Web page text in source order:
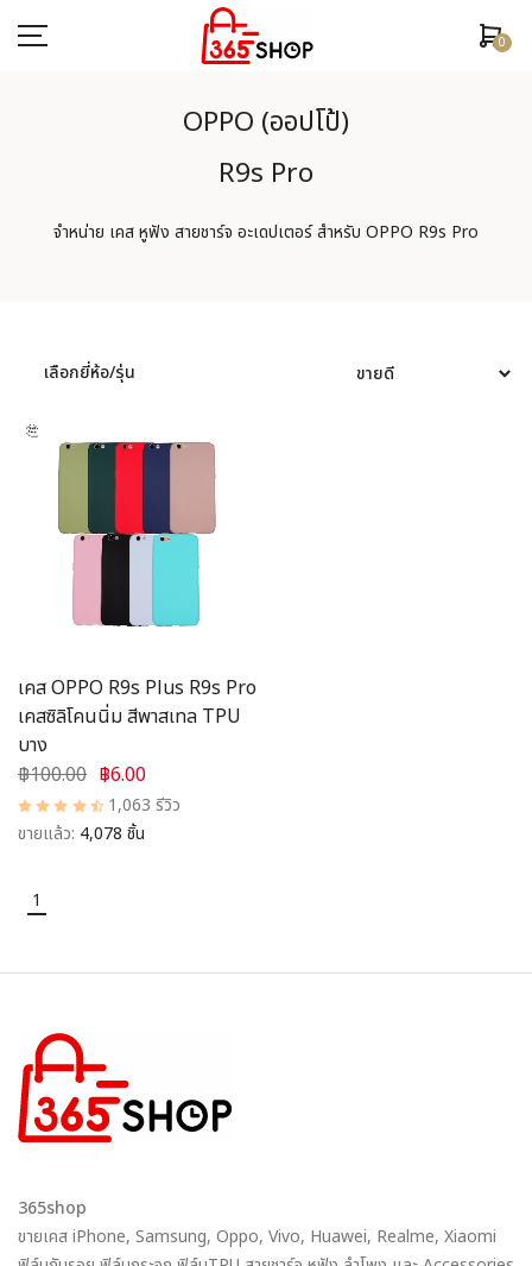
0
หน้าหลัก
อุปกรณ์สมาร์ทวอช
อุปกรณ์ชาร์จ
อุปกรณ์ในรถยนต์
OPPO (ออปโป้)
R9s Pro
จำหน่าย เคส หูฟัง สายชาร์จ อะเดปเตอร์ สำหรับ OPPO R9s Pro
เลือกยี่ห้อ/รุ่น
เคส OPPO R9s Plus R9s Pro
เคสซิลิโคนนิ่ม สีพาสเทล TPU
บาง
฿100.00 ฿6.00
1,063 รีวิว
ขายแล้ว: 4,078 ชิ้น
1
365shop
ขายเคส iPhone, Samsung, Oppo, Vivo, Huawei, Realme, Xiaomi